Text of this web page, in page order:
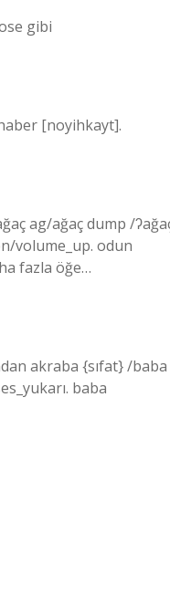
gibi
[noyihkayt].
ag/ağaç dump /
volume_up. odun
fazla öğe…
akraba {sıfat} /baba
baba